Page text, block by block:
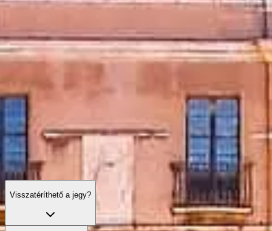
Castel Sant'Angelo: gyakori kérdések
Visszatéríthető a jegy?